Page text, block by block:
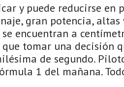
y puede reducirse en
gran potencia, altas
encuentran a
tomar una decisión
de segundo.
1 del mañana.